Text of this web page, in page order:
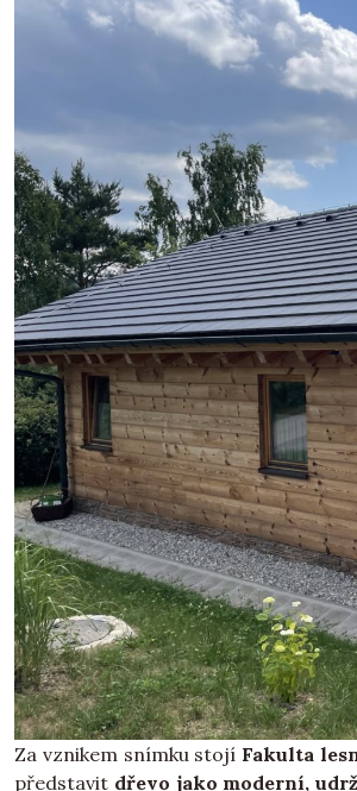
Za vznikem snímku stojí Fakulta
představit dřevo jako moderní,